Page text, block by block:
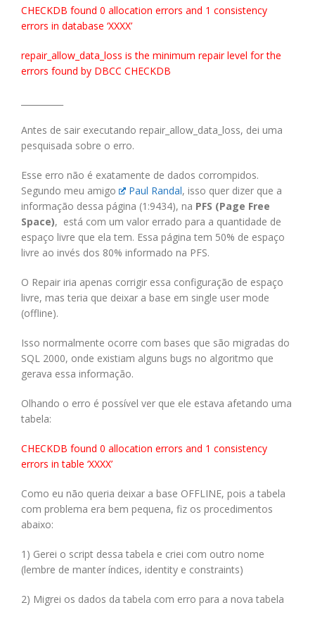
CHECKDB found 0 allocation errors and 1 consistency
errors in database ‘XXXX’
repair_allow_data_loss is the minimum repair level for the
errors found by DBCC CHECKDB
Antes de sair executando repair_allow_data_loss, dei uma
pesquisada sobre o erro.
Esse erro não é exatamente de dados corrompidos.
Segundo meu amigo
Paul Randal, isso quer dizer que a
informação dessa página (1:9434), na PFS (Page Free
Space), está com um valor errado para a quantidade de
espaço livre que ela tem. Essa página tem 50% de espaço
livre ao invés dos 80% informado na PFS.
O Repair iria apenas corrigir essa configuração de espaço
livre, mas teria que deixar a base em single user mode
(offline).
Isso normalmente ocorre com bases que são migradas do
SQL 2000, onde existiam alguns bugs no algoritmo que
gerava essa informação.
Olhando o erro é possível ver que ele estava afetando uma
tabela:
CHECKDB found 0 allocation errors and 1 consistency
errors in table ‘XXXX’
Como eu não queria deixar a base OFFLINE, pois a tabela
com problema era bem pequena, fiz os procedimentos
abaixo:
1) Gerei o script dessa tabela e criei com outro nome
(lembre de manter índices, identity e constraints)
2) Migrei os dados da tabela com erro para a nova tabela